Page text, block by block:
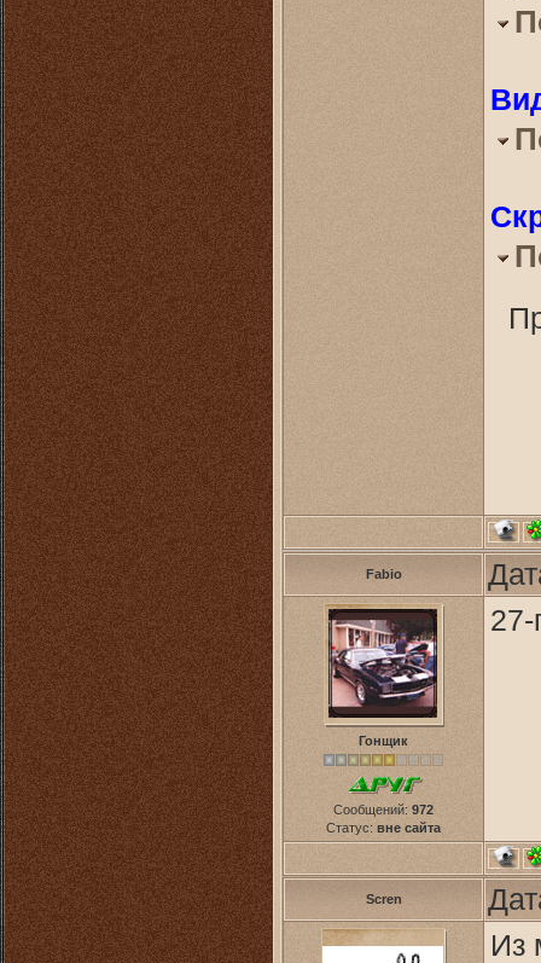
Fabio
Гонщик
Сообщений: 972
Статус: вне сайта
27-
Scren
Из